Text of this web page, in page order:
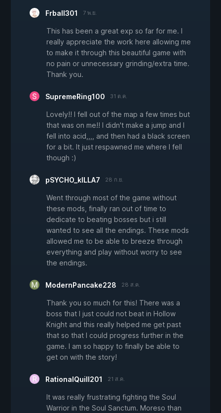
Frball301 7 พ.ย.
This has been a great exp so far for me. I
really appreciate the work here allowing me
to make it through this beautiful game with
no pain or unnecessary grinding/extra time.
Thank you.
SupremeRing100 31 ต.ค.
Lovely!! I fell out of the map a few times but
that was on me!! I didn't make a jump and I
fell into acid,,,, and then had a black screen
for a bit. It just respawned me where I fell
though :)
pSYCHO_kILLA7 28 ก.ย.
Went through most of the game without
these mods, finally ran out of time to
dedicate to beating bosses but i still
wanted to see all the endings. These mods
allowed me to be able to breeze through
everything and play without worry to see
the endings.
ModernPancake228 28 ส.ค.
Thank you so much for this! There was a
boss that I just could not beat in Hollow
Knight and this really helped me get past
that so that I could progress further in the
game. I am so happy to finally be able to
get on with the story!
RationalQuill201 21 ส.ค.
It was really frustrating fighting the Soul
Warrior in the Soul Sanctum. Moreso than